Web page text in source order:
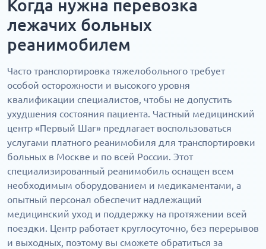
Когда нужна перевозка
лежачих больных
реанимобилем
Часто транспортировка тяжелобольного требует
особой осторожности и высокого уровня
квалификации специалистов, чтобы не допустить
ухудшения состояния пациента. Частный медицинский
центр «Первый Шаг» предлагает воспользоваться
услугами платного реанимобиля для транспортировки
больных в Москве и по всей России. Этот
специализированный реанимобиль оснащен всем
необходимым оборудованием и медикаментами, а
опытный персонал обеспечит надлежащий
медицинский уход и поддержку на протяжении всей
поездки. Центр работает круглосуточно, без перерывов
и выходных, поэтому вы сможете обратиться за